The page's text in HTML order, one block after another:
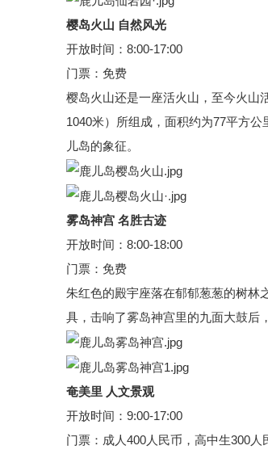
樱岛火山 自然风光
开放时间：8:00-17:00
门票：免费
樱岛火山还是一座活火山，至今火山
1040米）所组成，面积约为77平方
儿岛的象征。
雾岛神宫 名胜古迹
开放时间：8:00-18:00
门票：免费
朱红色的殿宇座落在郁郁葱葱的树林
具，击响了雾岛神宫里的九面大鼓后
奄美里 人文景观
开放时间：9:00-17:00
门票：成人400人民币，高中生300人